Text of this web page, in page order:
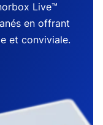
Live™
en offrant
et conviviale.